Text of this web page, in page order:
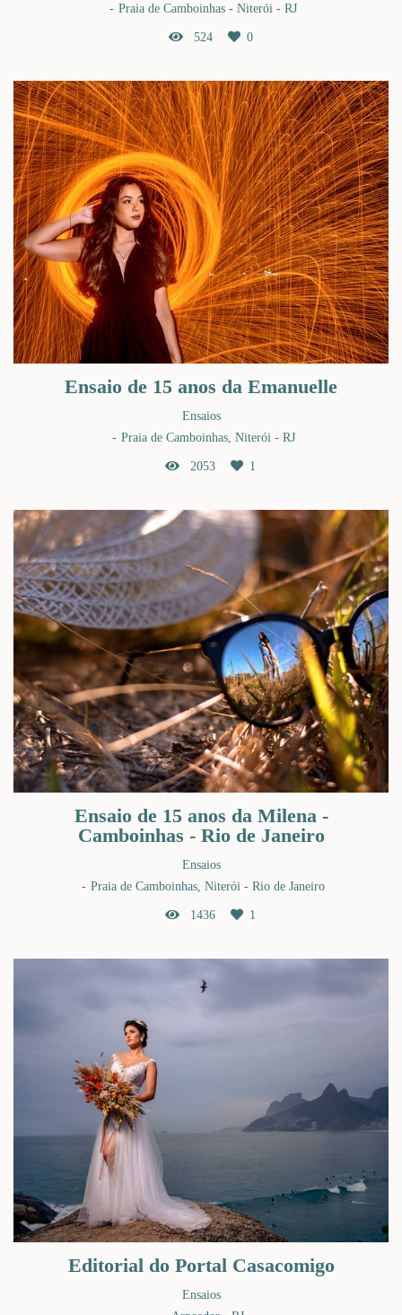
Praia de Camboinhas - Niterói - RJ
524 0
Ensaio de 15 anos da Emanuelle
Ensaios
Praia de Camboinhas, Niterói - RJ
2053 1
Ensaio de 15 anos da Milena -
Camboinhas - Rio de Janeiro
Ensaios
Praia de Camboinhas, Niterói - Rio de Janeiro
1436 1
Editorial do Portal Casacomigo
Ensaios